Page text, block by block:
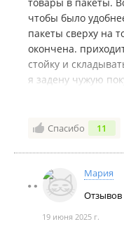
чтобы было
пакеты сверху на
окончена.
стойку и
я задену чужую
реагирует -
Комментарий:
человек у вас
вы заставляете?
Спасибо 11
Мария
Отзывов
19 июня 2025 г.